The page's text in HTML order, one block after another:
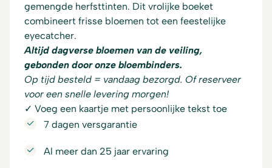
gemengde herfsttinten. Dit vrolijke boeket
combineert frisse bloemen tot een feestelijke
eyecatcher.
Altijd dagverse bloemen van de veiling,
gebonden door onze bloembinders.
Op tijd besteld = vandaag bezorgd. Of reserveer
voor een snelle levering morgen!
✓ Voeg een kaartje met persoonlijke tekst toe
7 dagen versgarantie
Al meer dan 25 jaar ervaring